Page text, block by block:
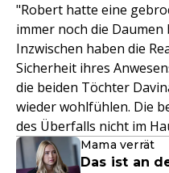
"Robert hatte eine
immer noch die Daumen
Inzwischen haben die
Sicherheit ihres
die beiden Töchter
wieder wohlfühlen. Die
des Überfalls nicht im
Mama verrät
Das ist an